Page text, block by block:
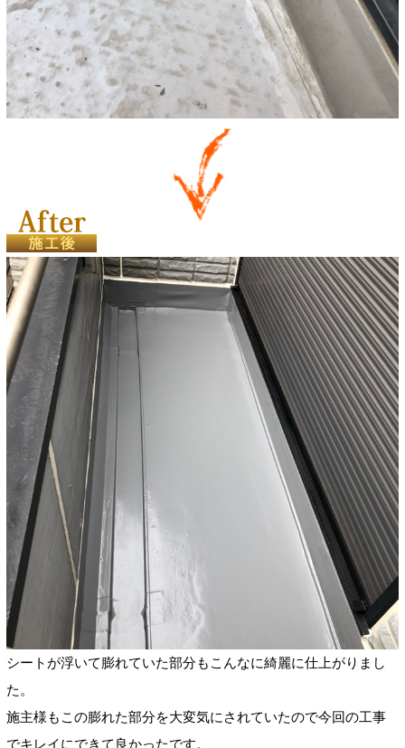
シートが浮いて膨れていた部分もこんなに綺麗に仕上がりまし
た。
施主様もこの膨れた部分を大変気にされていたので今回の工事
でキレイにできて良かったです。